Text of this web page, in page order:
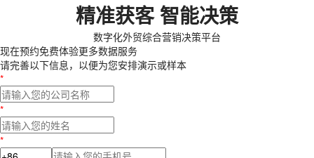
精准获客 智能决策
数字化外贸综合营销决策平台
现在预约免费体验更多数据服务
请完善以下信息，以便为您安排演示或样本
*
*
*